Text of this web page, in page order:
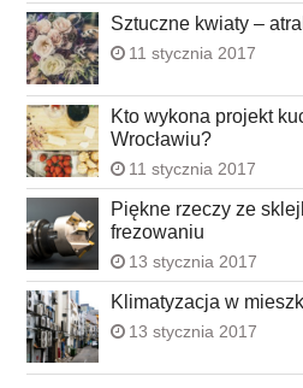
Sztuczne kwiaty –
11 stycznia 2017
Kto wykona projekt
Wrocławiu?
11 stycznia 2017
Piękne rzeczy ze
frezowaniu
13 stycznia 2017
Klimatyzacja w
13 stycznia 2017